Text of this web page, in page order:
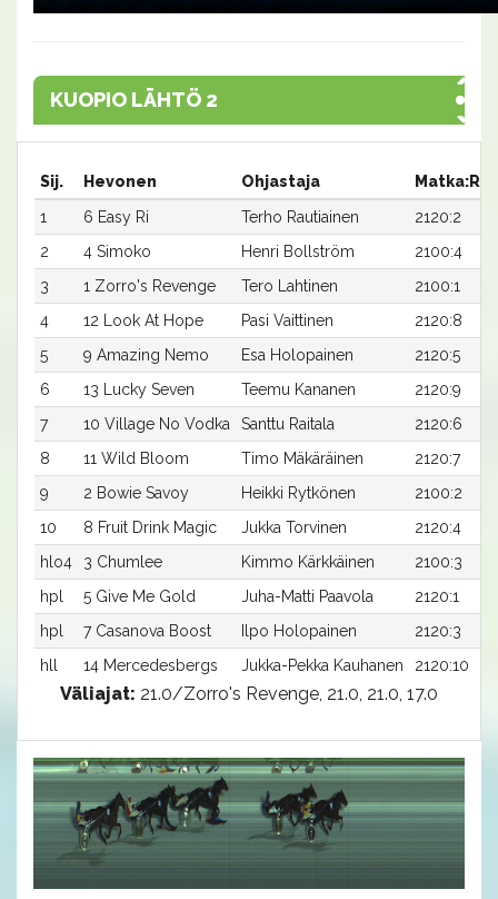
KUOPIO LÄHTÖ 2
Sij. Hevonen Ohjastaja
1
6 Easy Ri Terho Rautiainen
2120:2
2
4 Simoko Henri Bollström
2100:4
3
1 Zorro's Revenge Tero Lahtinen
2100:1
4
12 Look At Hope Pasi Vaittinen
2120:8
5
9 Amazing Nemo Esa Holopainen
2120:5
6
13 Lucky Seven Teemu Kananen
2120:9
7
10 Village No Vodka Santtu Raitala
2120:6
8
11 Wild Bloom Timo Mäkäräinen
2120:7
9
2 Bowie Savoy Heikki Rytkönen
2100:2
10
8 Fruit Drink Magic Jukka Torvinen
2120:4
hlo4
3 Chumlee Kimmo Kärkkäinen
2100:3
hpl
5 Give Me Gold Juha-Matti Paavola
2120:1
hpl
7 Casanova Boost Ilpo Holopainen
2120:3
hll
14 Mercedesbergs Jukka-Pekka Kauhanen 2120:10
Väliajat: 21.0/Zorro's Revenge, 21.0, 21.0, 17.0